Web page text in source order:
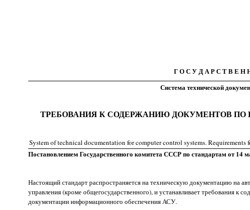
Г О С У Д А Р С Т В Е
Система технической
ТРЕБОВАНИЯ К СОДЕРЖАНИЮ ДОКУМЕНТОВ
System of technical documentation for computer control systems.
Постановлением Государственного комитета СССР по стандартам от 14
Настоящий стандарт распространяется на техническую документацию на
управления (кроме общегосударственного), и устанавливает требования к
документации информационного обеспечения АСУ.